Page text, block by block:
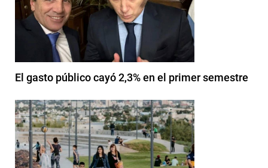
El gasto público cayó 2,3% en el primer semestre